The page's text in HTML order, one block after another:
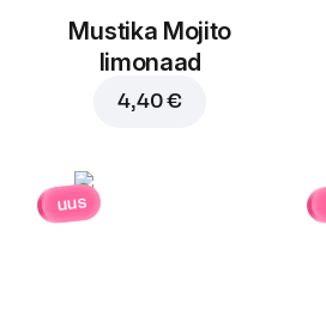
Mustika Mojito
limonaad
4,40 €
uus